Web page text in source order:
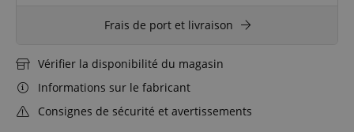
Frais de port et livraison
Vérifier la disponibilité du magasin
Informations sur le fabricant
Consignes de sécurité et avertissements